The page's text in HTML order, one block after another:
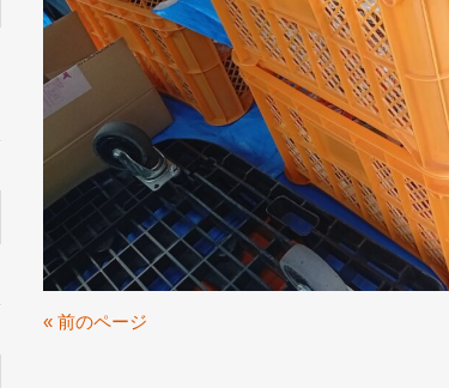
« 前のページ